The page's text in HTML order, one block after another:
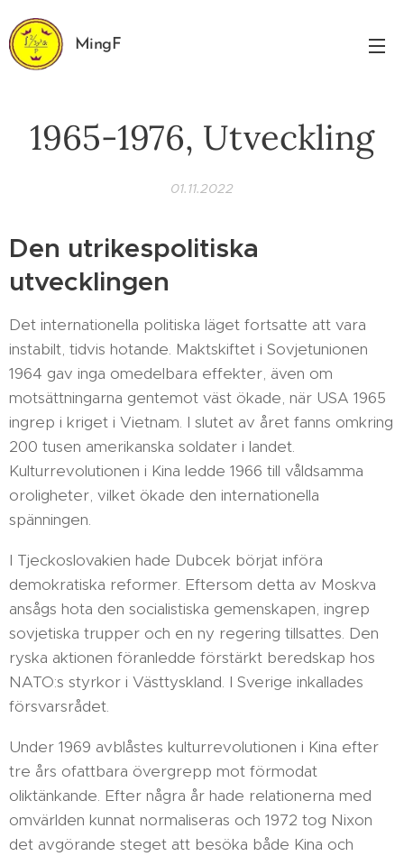
MingF
1965-1976, Utveckling
01.11.2022
Den utrikespolitiska
utvecklingen
Det internationella politiska läget fortsatte att vara
instabilt, tidvis hotande. Maktskiftet i Sovjetunionen
1964 gav inga omedelbara effekter, även om
motsättningarna gentemot väst ökade, när USA 1965
ingrep i kriget i Vietnam. I slutet av året fanns omkring
200 tusen amerikanska soldater i landet.
Kulturrevolutionen i Kina ledde 1966 till våldsamma
oroligheter, vilket ökade den internationella
spänningen.
I Tjeckoslovakien hade Dubcek börjat införa
demokratiska reformer. Eftersom detta av Moskva
ansågs hota den socialistiska gemenskapen, ingrep
sovjetiska trupper och en ny regering tillsattes. Den
ryska aktionen föranledde förstärkt beredskap hos
NATO:s styrkor i Västtyskland. I Sverige inkallades
försvarsrådet.
Under 1969 avblåstes kulturrevolutionen i Kina efter
tre års ofattbara övergrepp mot förmodat
oliktänkande. Efter några år hade relationerna med
omvärlden kunnat normaliseras och 1972 tog Nixon
det avgörande steget att besöka både Kina och